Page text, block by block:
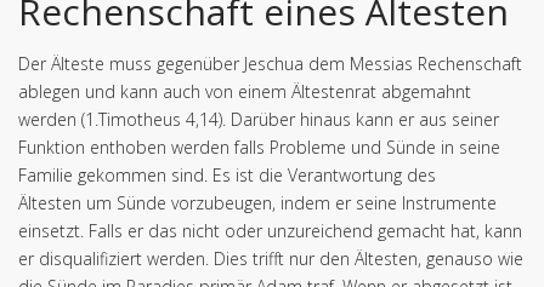
Rechenschaft eines Ältesten
Der Älteste muss gegenüber Jeschua dem Messias Rechenschaft
ablegen und kann auch von einem Ältestenrat abgemahnt
werden (1.Timotheus 4,14). Darüber hinaus kann er aus seiner
Funktion enthoben werden falls Probleme und Sünde in seine
Familie gekommen sind. Es ist die Verantwortung des
Ältesten um Sünde vorzubeugen, indem er seine Instrumente
einsetzt. Falls er das nicht oder unzureichend gemacht hat, kann
er disqualifiziert werden. Dies trifft nur den Ältesten, genauso wie